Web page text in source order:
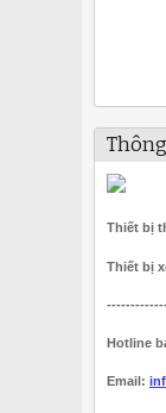
Thiết bị
Thiết bị
Hotline
Email: